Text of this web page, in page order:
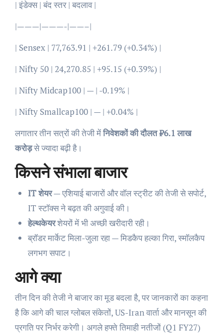
| इंडेक्स | बंद स्तर | बदलाव |
|———|———-|——–|
| Sensex | 77,763.91 | +261.79 (+0.34%) |
| Nifty 50 | 24,270.85 | +95.15 (+0.39%) |
| Nifty Midcap100 | — | -0.19% |
| Nifty Smallcap100 | — | +0.04% |
लगातार तीन सत्रों की तेजी मेंनिवेशकों की दौलत ₹6.1 लाख
करोड़से ज्यादा बढ़ी है।
किसने संभाला बाजार
IT शेयर— एशियाई बाजारों और वॉल स्ट्रीट की तेजी से सपोर्ट,
IT स्टॉक्स ने बढ़त की अगुवाई की।
हेल्थकेयरशेयरों में भी अच्छी खरीदारी रही।
ब्रॉडर मार्केट मिला-जुला रहा — मिडकैप हल्का गिरा, स्मॉलकैप
लगभग सपाट।
आगे क्या
तीन दिन की तेजी ने बाजार का मूड बदला है, पर जानकारों का कहना
है कि आगे की चाल ग्लोबल संकेतों, US-Iran वार्ता और मानसून की
प्रगति पर निर्भर करेगी। अगले हफ्ते तिमाही नतीजों (Q1 FY27)